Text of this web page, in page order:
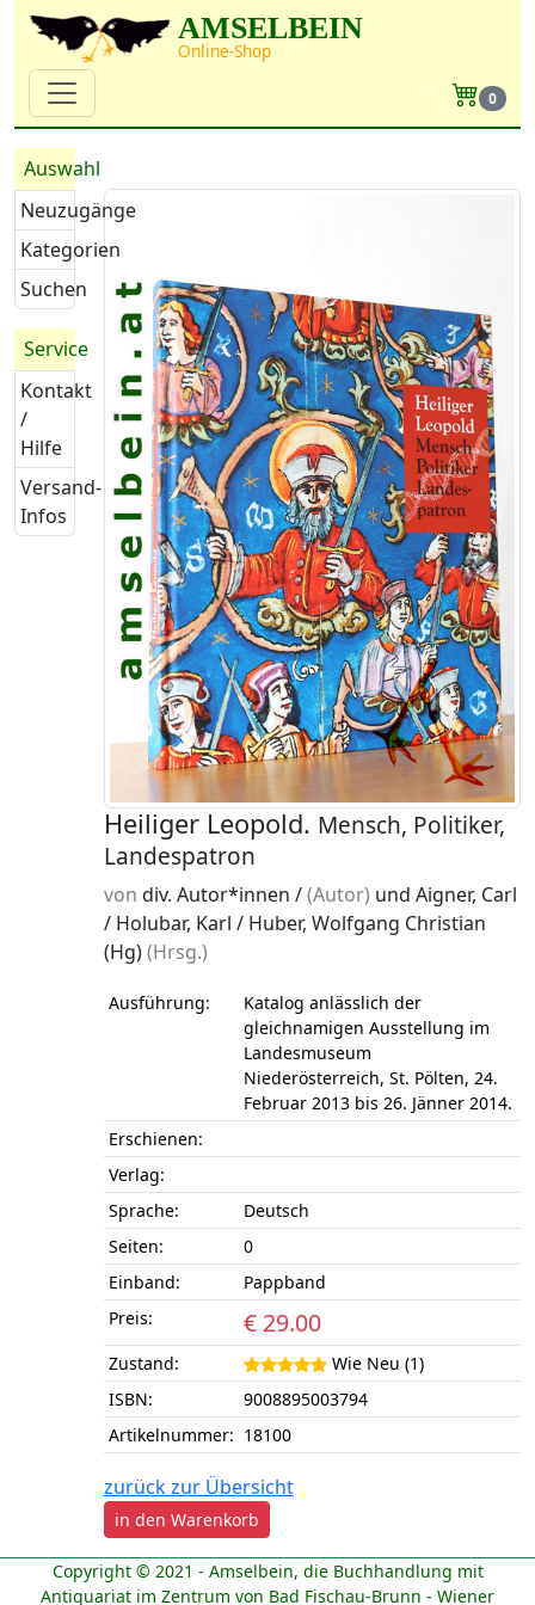
AMSELBEIN
Online-Shop
0
Auswahl
Neuzugänge
Kategorien
Suchen
Service
Kontakt
/
Hilfe
Versand-
Infos
Heiliger Leopold. Mensch, Politiker,
Landespatron
von div. Autor*innen /(Autor) und Aigner, Carl
/ Holubar, Karl / Huber, Wolfgang Christian
(Hg)(Hrsg.)
Ausführung:
Katalog anlässlich der
gleichnamigen Ausstellung im
Landesmuseum
Niederösterreich, St. Pölten, 24.
Februar 2013 bis 26. Jänner 2014.
Erschienen:
Verlag:
Sprache:
Deutsch
Seiten:
0
Einband:
Pappband
Preis:
€ 29.00
Zustand:
Wie Neu (1)
ISBN:
9008895003794
Artikelnummer: 18100
zurück zur Übersicht
in den Warenkorb
Copyright © 2021 - Amselbein, die Buchhandlung mit
Antiquariat im Zentrum von Bad Fischau-Brunn - Wiener